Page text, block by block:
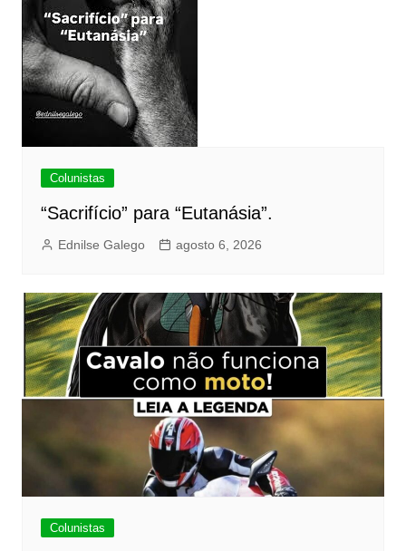
Colunistas
“Sacrifício” para “Eutanásia”.
Ednilse Galego agosto 6, 2026
Colunistas